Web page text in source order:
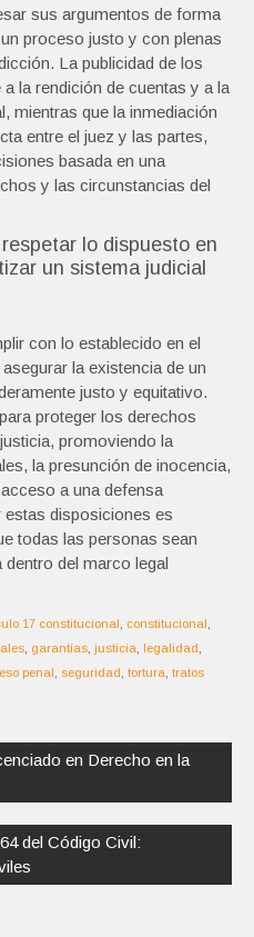
sus argumentos de forma
proceso justo y con plenas
La publicidad de los
la rendición de cuentas y a la
mientras que la inmediación
entre el juez y las partes,
basada en una
y las circunstancias del
lo dispuesto en
un sistema judicial
con lo establecido en el
la existencia de un
justo y equitativo.
proteger los derechos
promoviendo la
la presunción de inocencia,
a una defensa
disposiciones es
todas las personas sean
del marco legal
17 constitucional constitucional
garantías justicia legalidad
penal seguridad tortura tratos
en Derecho en la
del Código Civil: